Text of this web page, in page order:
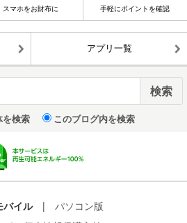
スマホをお財布に 手軽にポイントを確認
アプリ一覧
検索 このブログ内を検索
バイル |
パソコン版